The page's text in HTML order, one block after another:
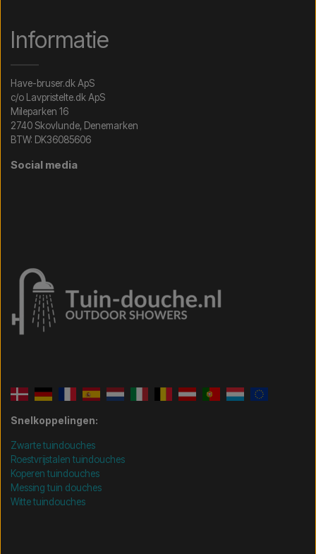
Informatie
Have-bruser.dk ApS
c/o Lavpristelte.dk ApS
Mileparken 16
2740 Skovlunde, Denemarken
BTW: DK36085606
Social media
Snelkoppelingen:
Zwarte tuindouches
Roestvrijstalen tuindouches
Koperen tuindouches
Messing tuin douches
Witte tuindouches